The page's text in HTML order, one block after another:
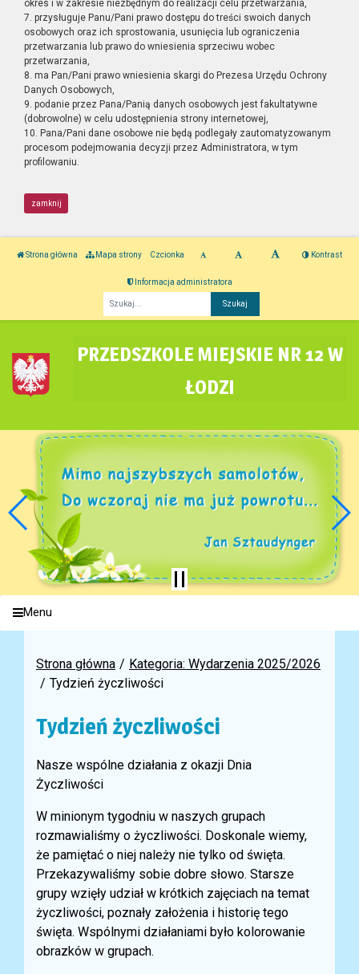
okres i w zakresie niezbędnym do realizacji celu przetwarzania,
7. przysługuje Panu/Pani prawo dostępu do treści swoich danych
osobowych oraz ich sprostowania, usunięcia lub ograniczenia
przetwarzania lub prawo do wniesienia sprzeciwu wobec
przetwarzania,
8. ma Pan/Pani prawo wniesienia skargi do Prezesa Urzędu Ochrony
Danych Osobowych,
9. podanie przez Pana/Panią danych osobowych jest fakultatywne
(dobrowolne) w celu udostępnienia strony internetowej,
10. Pana/Pani dane osobowe nie będą podlegały zautomatyzowanym
procesom podejmowania decyzji przez Administratora, w tym
profilowaniu.
zamknij
Strona główna Mapa strony Czcionka Kontrast
Informacja administratora
PRZEDSZKOLE MIEJSKIE NR 12 W
ŁODZI
Menu
Strona główna
Kategoria: Wydarzenia 2025/2026
Tydzień życzliwości
Tydzień życzliwości
Nasze wspólne działania z okazji Dnia
Życzliwości
W minionym tygodniu w naszych grupach
rozmawialiśmy o życzliwości. Doskonale wiemy,
że pamiętać o niej należy nie tylko od święta.
Przekazywaliśmy sobie dobre słowo. Starsze
grupy wzięły udział w krótkich zajęciach na temat
życzliwości, poznały założenia i historię tego
święta. Wspólnymi działaniami było kolorowanie
obrazków w grupach.